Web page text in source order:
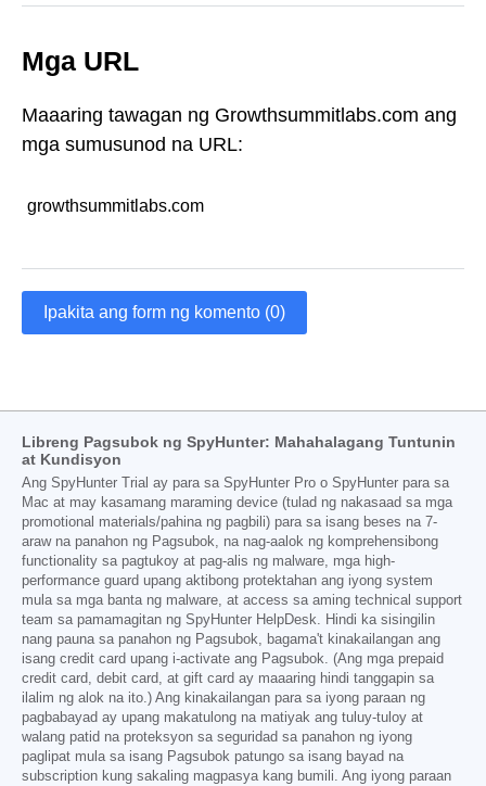
Mga URL
Maaaring tawagan ng Growthsummitlabs.com ang
mga sumusunod na URL:
growthsummitlabs.com
Ipakita ang form ng komento (0)
Libreng Pagsubok ng SpyHunter: Mahahalagang Tuntunin
at Kundisyon
Ang SpyHunter Trial ay para sa SpyHunter Pro o SpyHunter para sa
Mac at may kasamang maraming device (tulad ng nakasaad sa mga
promotional materials/pahina ng pagbili) para sa isang beses na 7-
araw na panahon ng Pagsubok, na nag-aalok ng komprehensibong
functionality sa pagtukoy at pag-alis ng malware, mga high-
performance guard upang aktibong protektahan ang iyong system
mula sa mga banta ng malware, at access sa aming technical support
team sa pamamagitan ng SpyHunter HelpDesk. Hindi ka sisingilin
nang pauna sa panahon ng Pagsubok, bagama't kinakailangan ang
isang credit card upang i-activate ang Pagsubok. (Ang mga prepaid
credit card, debit card, at gift card ay maaaring hindi tanggapin sa
ilalim ng alok na ito.) Ang kinakailangan para sa iyong paraan ng
pagbabayad ay upang makatulong na matiyak ang tuluy-tuloy at
walang patid na proteksyon sa seguridad sa panahon ng iyong
paglipat mula sa isang Pagsubok patungo sa isang bayad na
subscription kung sakaling magpasya kang bumili. Ang iyong paraan